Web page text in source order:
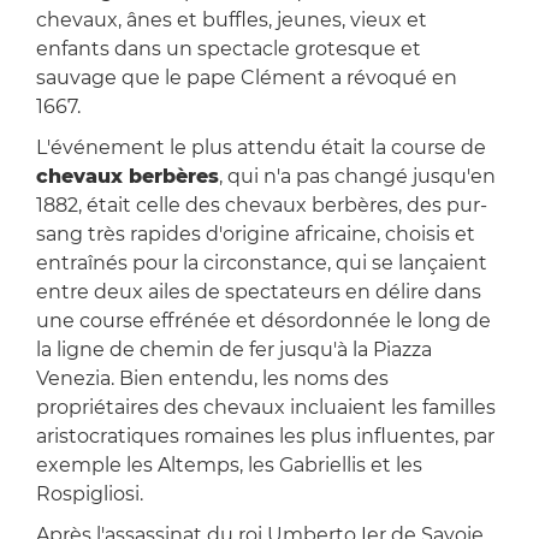
chevaux, ânes et buffles, jeunes, vieux et
enfants dans un spectacle grotesque et
sauvage que le pape Clément a révoqué en
1667.
L'événement le plus attendu était la course de
chevaux berbères, qui n'a pas changé jusqu'en
1882, était celle des chevaux berbères, des pur-
sang très rapides d'origine africaine, choisis et
entraînés pour la circonstance, qui se lançaient
entre deux ailes de spectateurs en délire dans
une course effrénée et désordonnée le long de
la ligne de chemin de fer jusqu'à la Piazza
Venezia. Bien entendu, les noms des
propriétaires des chevaux incluaient les familles
aristocratiques romaines les plus influentes, par
exemple les Altemps, les Gabriellis et les
Rospigliosi.